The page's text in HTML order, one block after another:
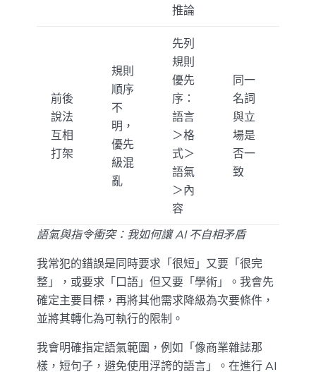
推論
前後
說法
互相
打架
規則
順序
不
明，
優先
級混
亂
先列
規則
優先
序：
語言
＞格
式＞
語氣
＞內
容
同一
名詞
與立
場是
否一
致
語氣與指令衝突：我如何讓 AI 不自相矛盾
我常犯的錯誤是同時要求「很短」又要「很完
整」，或要求「口語」但又要「學術」。我會先
確定主要目標，再將其他需求降級為次要條件，
並將其轉化為可執行的限制。
我會明確指定語氣範圍，例如「像商業雜誌那
樣，短句子，避免使用浮誇的語言」。在進行 AI